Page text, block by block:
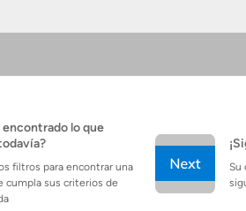
encontrado lo que
filtros para encontrar una
cumpla sus criterios de
Su